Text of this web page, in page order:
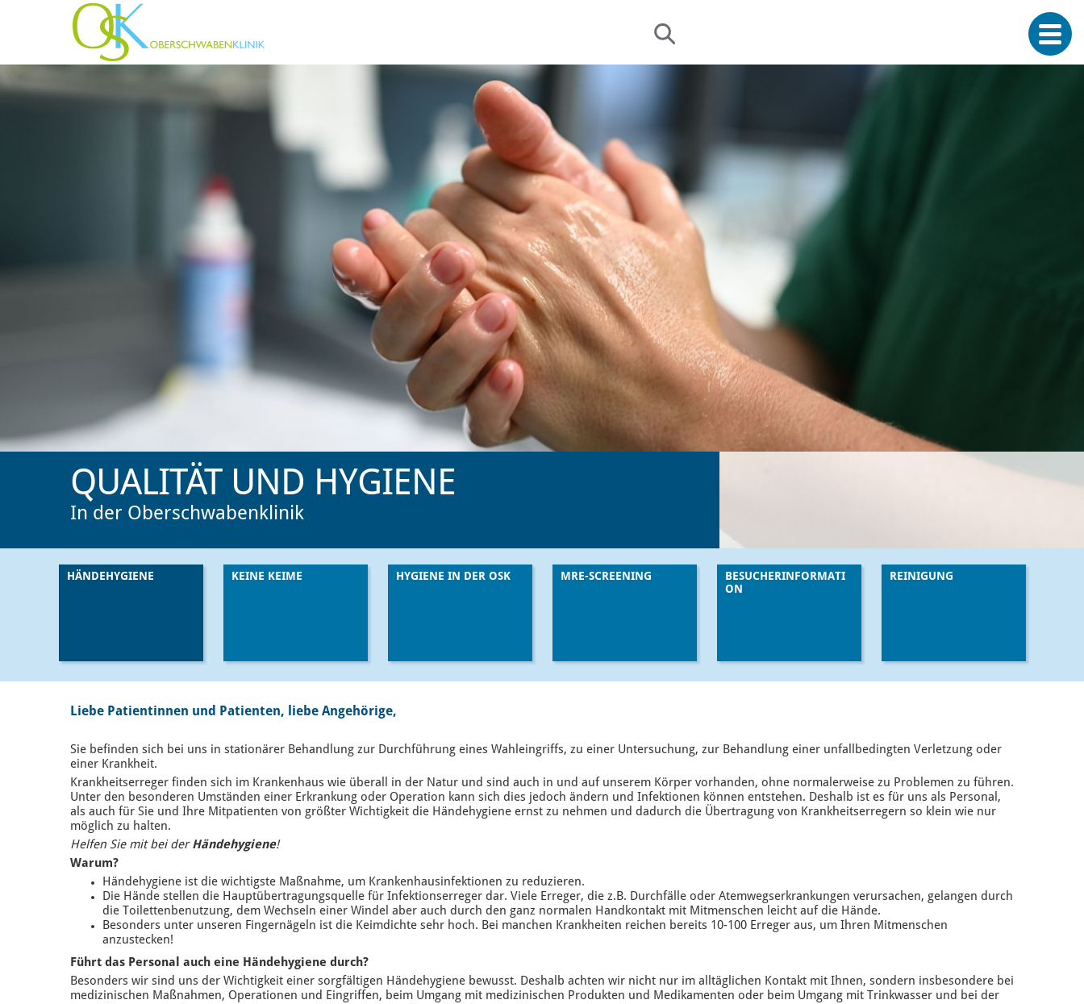
QUALITÄT UND HYGIENE
In der Oberschwabenklinik
HÄNDEHYGIENE KEINE KEIME HYGIENE IN DER OSK MRE-SCREENING
BESUCHERINFORMATI
ON
REINIGUNG
Liebe Patientinnen und Patienten, liebe Angehörige,
Sie befinden sich bei uns in stationärer Behandlung zur Durchführung eines Wahleingriffs, zu einer Untersuchung, zur Behandlung einer unfallbedingten Verletzung oder
einer Krankheit.
Krankheitserreger finden sich im Krankenhaus wie überall in der Natur und sind auch in und auf unserem Körper vorhanden, ohne normalerweise zu Problemen zu führen.
Unter den besonderen Umständen einer Erkrankung oder Operation kann sich dies jedoch ändern und Infektionen können entstehen. Deshalb ist es für uns als Personal,
als auch für Sie und Ihre Mitpatienten von größter Wichtigkeit die Händehygiene ernst zu nehmen und dadurch die Übertragung von Krankheitserregern so klein wie nur
möglich zu halten.
Helfen Sie mit bei der Händehygiene!
Warum?
Händehygiene ist die wichtigste Maßnahme, um Krankenhausinfektionen zu reduzieren.
Die Hände stellen die Hauptübertragungsquelle für Infektionserreger dar. Viele Erreger, die z.B. Durchfälle oder Atemwegserkrankungen verursachen, gelangen durch
die Toilettenbenutzung, dem Wechseln einer Windel aber auch durch den ganz normalen Handkontakt mit Mitmenschen leicht auf die Hände.
Besonders unter unseren Fingernägeln ist die Keimdichte sehr hoch. Bei manchen Krankheiten reichen bereits 10-100 Erreger aus, um Ihren Mitmenschen
anzustecken!
Führt das Personal auch eine Händehygiene durch?
Besonders wir sind uns der Wichtigkeit einer sorgfältigen Händehygiene bewusst. Deshalb achten wir nicht nur im alltäglichen Kontakt mit Ihnen, sondern insbesondere bei
medizinischen Maßnahmen, Operationen und Eingriffen, beim Umgang mit medizinischen Produkten und Medikamenten oder beim Umgang mit Trinkwasser und bei der